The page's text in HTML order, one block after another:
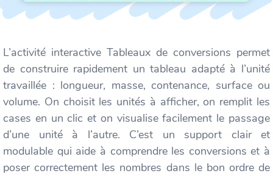
L’activité interactive Tableaux de conversions permet
de construire rapidement un tableau adapté à l’unité
travaillée : longueur, masse, contenance, surface ou
volume. On choisit les unités à afficher, on remplit les
cases en un clic et on visualise facilement le passage
d’une unité à l’autre. C’est un support clair et
modulable qui aide à comprendre les conversions et à
poser correctement les nombres dans le bon ordre de